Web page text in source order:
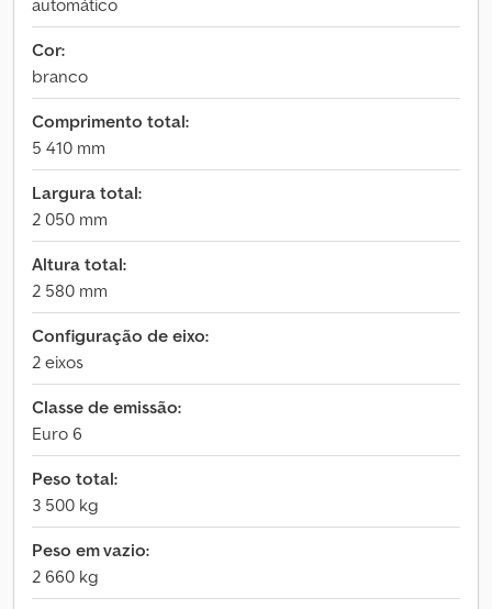
automático
Cor:
branco
Comprimento total:
5 410 mm
Largura total:
2 050 mm
Altura total:
2 580 mm
Configuração de eixo:
2 eixos
Classe de emissão:
Euro 6
Peso total:
3 500 kg
Peso em vazio:
2 660 kg